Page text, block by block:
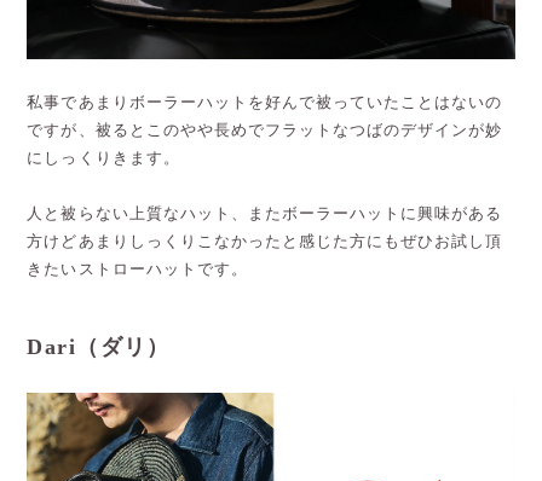
私事であまりボーラーハットを好んで被っていたことはないの
ですが、被るとこのやや長めでフラットなつばのデザインが妙
にしっくりきます。
人と被らない上質なハット、またボーラーハットに興味がある
方けどあまりしっくりこなかったと感じた方にもぜひお試し頂
きたいストローハットです。
Dari（ダリ）